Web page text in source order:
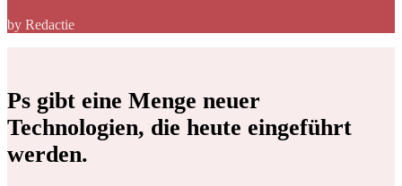
by Redactie
Ps gibt eine Menge neuer
Technologien, die heute eingeführt
werden.